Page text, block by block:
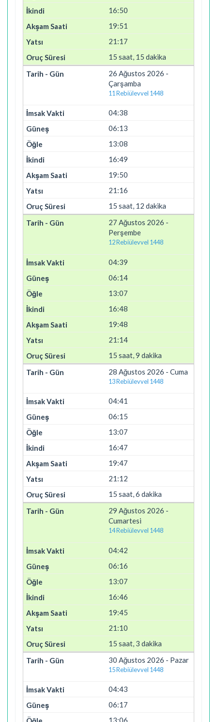
16:50
19:51
21:17
15 saat, 15 dakika
26 Ağustos 2026 -
Çarşamba
11 Rebiülevvel 1448
04:38
06:13
13:08
16:49
19:50
21:16
15 saat, 12 dakika
27 Ağustos 2026 -
Perşembe
12 Rebiülevvel 1448
04:39
06:14
13:07
16:48
19:48
21:14
15 saat, 9 dakika
28 Ağustos 2026 - Cuma
13 Rebiülevvel 1448
04:41
06:15
13:07
16:47
19:47
21:12
15 saat, 6 dakika
29 Ağustos 2026 -
Cumartesi
14 Rebiülevvel 1448
04:42
06:16
13:07
16:46
19:45
21:10
15 saat, 3 dakika
30 Ağustos 2026 - Pazar
15 Rebiülevvel 1448
04:43
06:17
13:06